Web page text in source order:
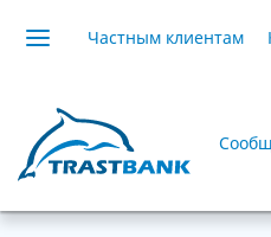
Частным клиентам